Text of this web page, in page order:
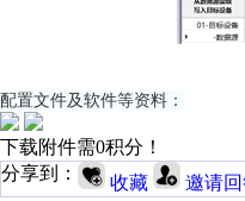
配置文件及软件等资料：
下载附件需0积分！
分享到：
收藏 邀请